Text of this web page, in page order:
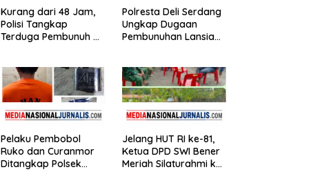
Kurang dari 48 Jam,
Polisi Tangkap
Terduga Pembunuh Hj.
Polresta Deli Serdang
Ungkap Dugaan
Pembunuhan Lansia
Pelaku Ditangkap
Pelaku Pembobol
Ruko dan Curanmor
Ditangkap Polsek
Jelang HUT RI ke-81,
Ketua DPD SWI Bener
Meriah Silaturahmi ke